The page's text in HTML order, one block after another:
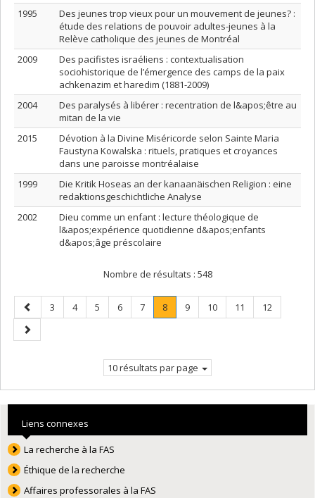
1995
Des jeunes trop vieux pour un mouvement de jeunes? :
étude des relations de pouvoir adultes-jeunes à la
Relève catholique des jeunes de Montréal
2009
Des pacifistes israéliens : contextualisation
sociohistorique de l’émergence des camps de la paix
achkenazim et haredim (1881-2009)
2004
Des paralysés à libérer : recentration de l&apos;être au
mitan de la vie
2015
Dévotion à la Divine Miséricorde selon Sainte Maria
Faustyna Kowalska : rituels, pratiques et croyances
dans une paroisse montréalaise
1999
Die Kritik Hoseas an der kanaanäischen Religion : eine
redaktionsgeschichtliche Analyse
2002
Dieu comme un enfant : lecture théologique de
l&apos;expérience quotidienne d&apos;enfants
d&apos;âge préscolaire
Nombre de résultats : 548
Page
précédente
Page
3 Page
4 Page
5 Page
6 Page
7 Page
8.
Page
Page
9 Page
10 Page
11 Page
12
Page
suivante
10 résultats par page
Liens connexes
La recherche à la FAS
Éthique de la recherche
Affaires professorales à la FAS